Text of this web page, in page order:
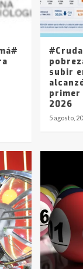
de los
desde YPF
a 1338 pesos
subir
2026
5 agosto,